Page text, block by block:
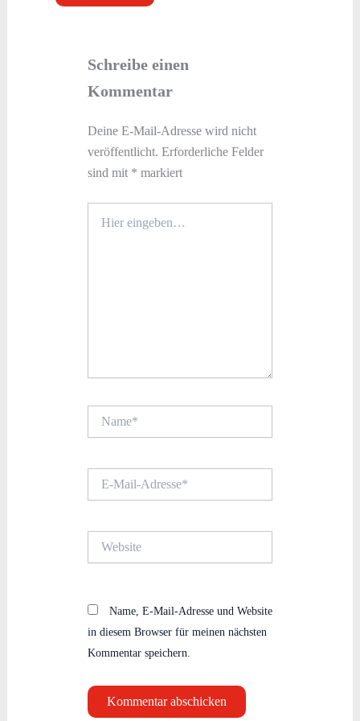
Schreibe einen
Kommentar
Deine E-Mail-Adresse wird nicht
veröffentlicht. Erforderliche Felder
sind mit * markiert
eingeben…
Mail-
Name, E-Mail-Adresse und Website
in diesem Browser für meinen nächsten
Kommentar speichern.